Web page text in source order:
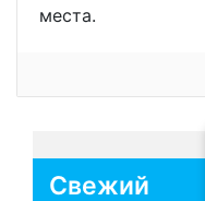
места.
Свежий